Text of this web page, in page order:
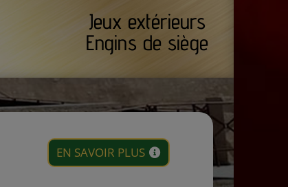
Jeux extérieurs
Engins de siège
EN SAVOIR PLUS